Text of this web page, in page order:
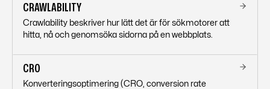
CRAWLABILITY
Crawlability beskriver hur lätt det är för sökmotorer att
hitta, nå och genomsöka sidorna på en webbplats.
CRO
Konverteringsoptimering (CRO, conversion rate